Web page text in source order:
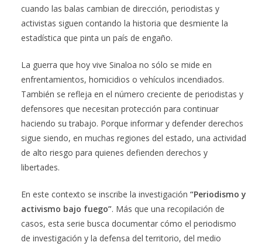
cuando las balas cambian de dirección, periodistas y
activistas siguen contando la historia que desmiente la
estadística que pinta un país de engaño.
La guerra que hoy vive Sinaloa no sólo se mide en
enfrentamientos, homicidios o vehículos incendiados.
También se refleja en el número creciente de periodistas y
defensores que necesitan protección para continuar
haciendo su trabajo. Porque informar y defender derechos
sigue siendo, en muchas regiones del estado, una actividad
de alto riesgo para quienes defienden derechos y
libertades.
En este contexto se inscribe la investigación “Periodismo y
activismo bajo fuego”. Más que una recopilación de
casos, esta serie busca documentar cómo el periodismo
de investigación y la defensa del territorio, del medio